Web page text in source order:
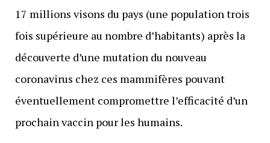
17 millions visons du pays (une population trois
fois supérieure au nombre d’habitants) après la
découverte d’une mutation du nouveau
coronavirus chez ces mammifères pouvant
éventuellement compromettre l’efficacité d’un
prochain vaccin pour les humains.